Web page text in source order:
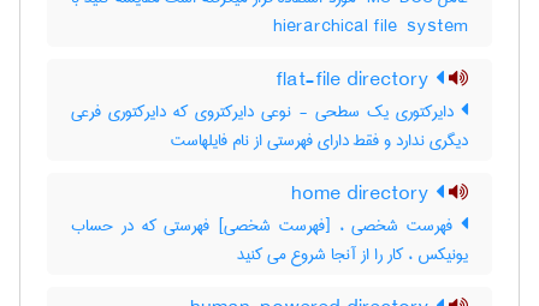
‎hierarchical file ‎ system
دایرکتوری یک سطحی - نوعی دایرکتروی که دایرکتوری فرعی
دیگری ندارد و فقط دارای فهرستی از نام فایلهاست
فهرست شخصی ، [فهرست شخصی] فهرستی که در حساب
یونیکس ، کار را از آنجا شروع می کنید